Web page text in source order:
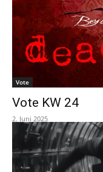
Vote
Vote KW 24
2. Juni 2025